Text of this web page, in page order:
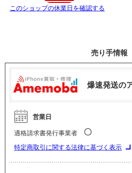
このショップの休業日を確認する
売り手情報
爆速発送の
営業日
適格請求書発行事業者 〇
特定商取引に関する法律に基づく表示